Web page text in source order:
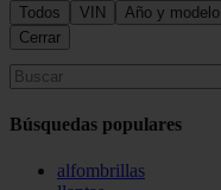
Todos VIN
Año y modelo
Cerrar
Búsquedas populares
alfombrillas